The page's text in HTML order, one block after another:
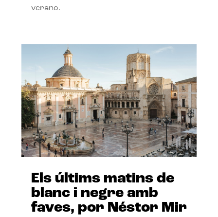
verano.
Els últims matins de
blanc i negre amb
faves, por Néstor Mir